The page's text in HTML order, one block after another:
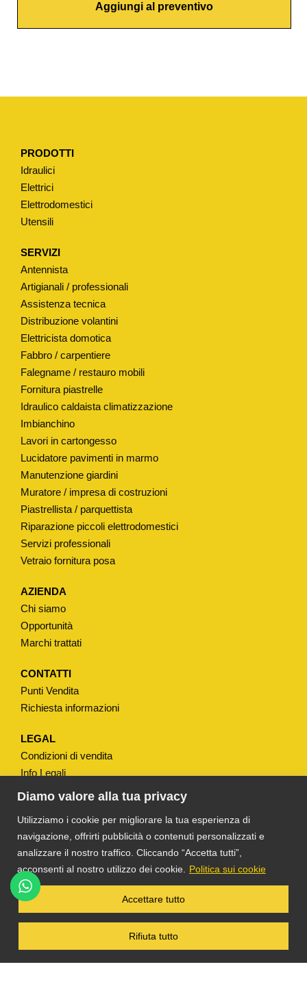
Diamo valore alla tua privacy
Utilizziamo i cookie per migliorare la tua esperienza di
navigazione, offrirti pubblicità o contenuti personalizzati e
analizzare il nostro traffico. Cliccando “Accetta tutti”,
acconsenti al nostro utilizzo dei cookie.
Politica sui cookie
Rifiuta tutto
Accettare tutto
C
P
M
X
T
P
O
N
O
B
L
3
5
M
M
H
7
1
u
n
Aggiungi al preventivo
PRODOTTI
Idraulici
Elettrici
Elettrodomestici
Utensili
SERVIZI
Antennista
Artigianali / professionali
Assistenza tecnica
Distribuzione volantini
Elettricista domotica
Fabbro / carpentiere
Falegname / restauro mobili
Fornitura piastrelle
Idraulico caldaista climatizzazione
Imbianchino
Lavori in cartongesso
Lucidatore pavimenti in marmo
Manutenzione giardini
Muratore / impresa di costruzioni
Piastrellista / parquettista
Riparazione piccoli elettrodomestici
Servizi professionali
Vetraio fornitura posa
AZIENDA
Chi siamo
Opportunità
Marchi trattati
CONTATTI
Punti Vendita
Richiesta informazioni
LEGAL
Condizioni di vendita
Info Legali
Note Legali
TS DACOM
S.R.L. UNIPERSONALE P. IVA
03055900231 © COPYRIGHT 2025 TUTTI I